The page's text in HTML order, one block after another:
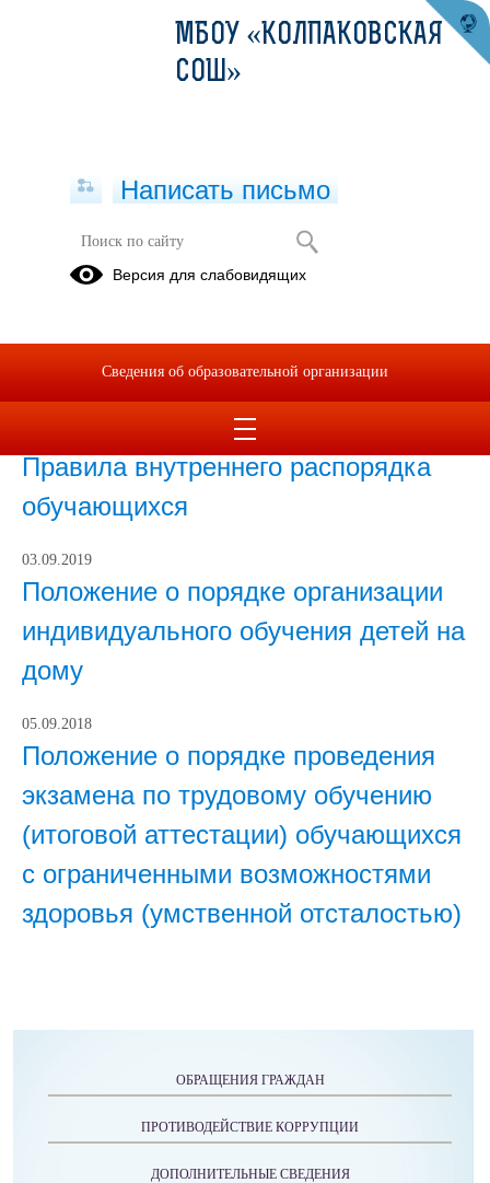
Доступная среда
Положение о психолого-
педагогическом консилиуме ОУ
Правила внутреннего распорядка
обучающихся
03.09.2019
Положение о порядке организации
индивидуального обучения детей на
дому
05.09.2018
Положение о порядке проведения
экзамена по трудовому обучению
(итоговой аттестации) обучающихся
с ограниченными возможностями
здоровья (умственной отсталостью)
ОБРАЩЕНИЯ ГРАЖДАН
ПРОТИВОДЕЙСТВИЕ КОРРУПЦИИ
ДОПОЛНИТЕЛЬНЫЕ СВЕДЕНИЯ
МБОУ «КОЛПАКОВСКАЯ
СОШ»
Написать письмо
Версия для слабовидящих
Сведения об образовательной организации